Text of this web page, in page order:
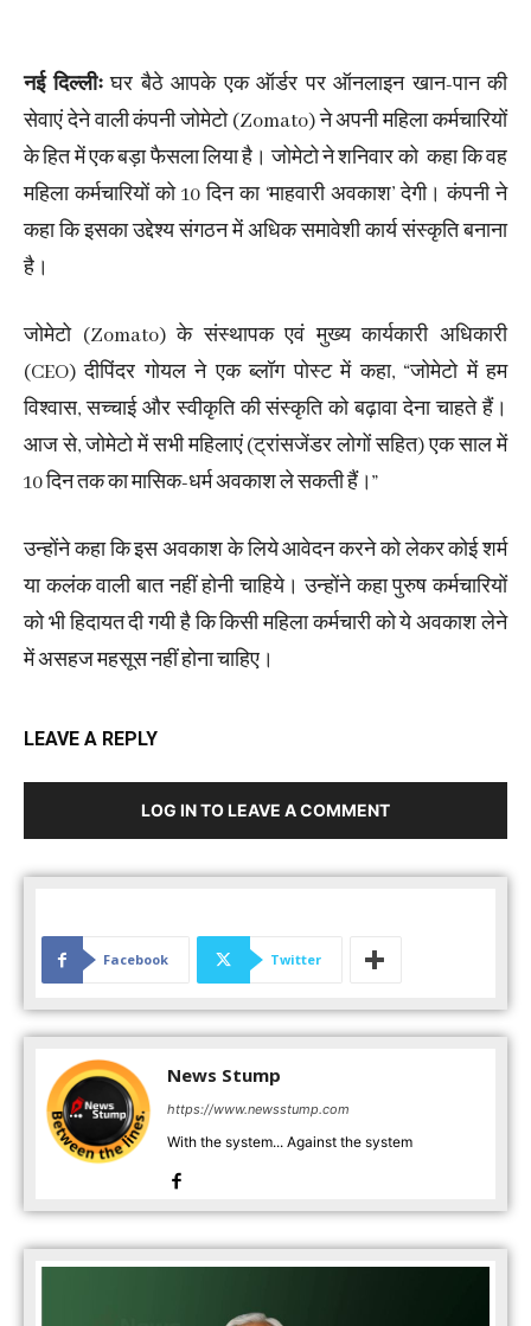
नई दिल्लीःघर बैठे आपके एक ऑर्डर पर ऑनलाइन खान-पान की
सेवाएं देने वाली कंपनी जोमेटो (Zomato) ने अपनी महिला कर्मचारियों
के हित में एक बड़ा फैसला लिया है। जोमेटो ने शनिवार को कहा कि वह
महिला कर्मचारियों को 10 दिन का ‘माहवारी अवकाश’ देगी। कंपनी ने
कहा कि इसका उद्देश्य संगठन में अधिक समावेशी कार्य संस्कृति बनाना
है।
जोमेटो (Zomato) के संस्थापक एवं मुख्य कार्यकारी अधिकारी
(CEO) दीपिंदर गोयल ने एक ब्लॉग पोस्ट में कहा, “जोमेटो में हम
विश्वास, सच्चाई और स्वीकृति की संस्कृति को बढ़ावा देना चाहते हैं।
आज से, जोमेटो में सभी महिलाएं (ट्रांसजेंडर लोगों सहित) एक साल में
10 दिन तक का मासिक-धर्म अवकाश ले सकती हैं।”
उन्होंने कहा कि इस अवकाश के लिये आवेदन करने को लेकर कोई शर्म
या कलंक वाली बात नहीं होनी चाहिये। उन्होंने कहा पुरुष कर्मचारियों
को भी हिदायत दी गयी है कि किसी महिला कर्मचारी को ये अवकाश लेने
में असहज महसूस नहीं होना चाहिए।
LEAVE A REPLY
LOG IN TO LEAVE A COMMENT
Facebook Twitter
News Stump
https://www.newsstump.com
With the system... Against the system